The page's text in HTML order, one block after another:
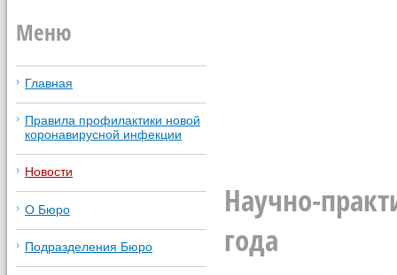
Научно-
года
Меню
Главная
Правила профилактики новой
коронавирусной инфекции
Новости
О Бюро
Подразделения Бюро